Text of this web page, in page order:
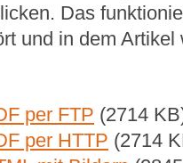
Das
und in dem
per FTP (2714
per HTTP (2714